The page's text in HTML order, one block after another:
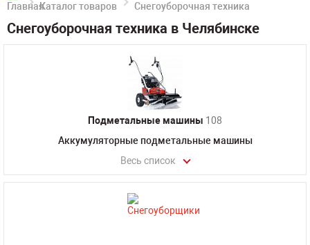
Каталог товаров Снегоуборочная техника
Снегоуборочная техника в Челябинске
Подметальные машины 108
Аккумуляторные подметальные машины
Весь список